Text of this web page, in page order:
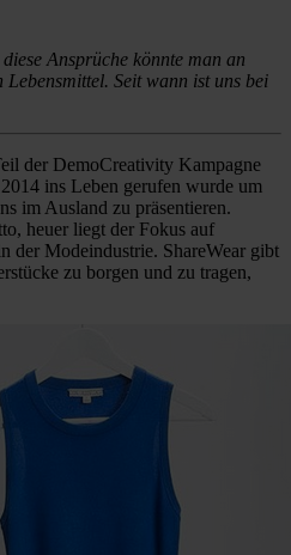
Ansprüche könnte man an
Seit wann ist uns bei
der DemoCreativity Kampagne
ins Leben gerufen wurde um
im Ausland zu präsentieren.
heuer liegt der Fokus auf
der Modeindustrie. ShareWear gibt
zu borgen und zu tragen,